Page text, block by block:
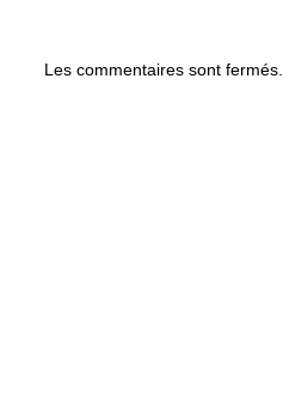
Les commentaires sont fermés.